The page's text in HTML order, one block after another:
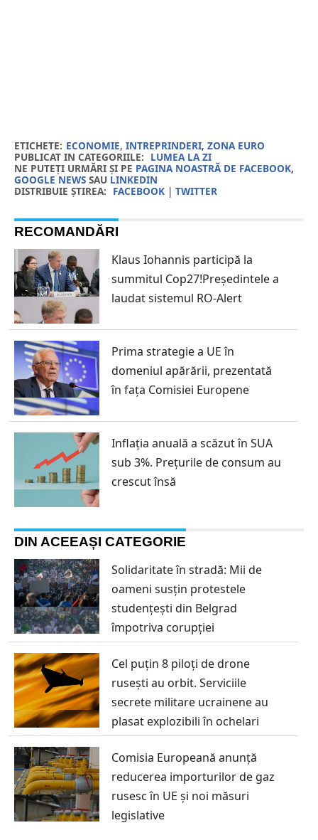
ETICHETE: ECONOMIE, INTREPRINDERI, ZONA EURO
PUBLICAT IN CATEGORIILE: LUMEA LA ZI
NE PUTEȚI URMĂRI ȘI PE PAGINA NOASTRĂ DE FACEBOOK,
GOOGLE NEWSSAU LINKEDIN
DISTRIBUIE ȘTIREA: FACEBOOK| TWITTER
RECOMANDĂRI
Klaus Iohannis participă la
summitul Cop27!Președintele a
laudat sistemul RO-Alert
Prima strategie a UE în
domeniul apărării, prezentată
în fața Comisiei Europene
Inflația anuală a scăzut în SUA
sub 3%. Prețurile de consum au
crescut însă
DIN ACEEAȘI CATEGORIE
Solidaritate în stradă: Mii de
oameni susțin protestele
studențești din Belgrad
împotriva corupției
Cel puțin 8 piloți de drone
rusești au orbit. Serviciile
secrete militare ucrainene au
plasat explozibili în ochelari
Comisia Europeană anunță
reducerea importurilor de gaz
rusesc în UE și noi măsuri
legislative